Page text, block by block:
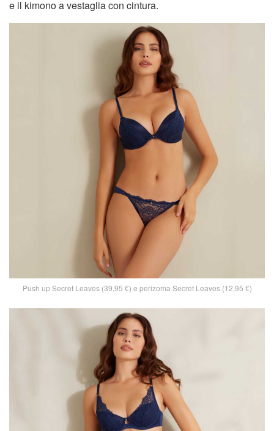
e il kimono a vestaglia con cintura.
Push up Secret Leaves (39,95 €) e perizoma Secret Leaves (12,95 €)